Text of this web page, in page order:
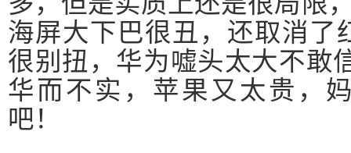
海屏大下巴很丑，还取消了
很别扭，华为嘘头太大不敢
华而不实，苹果又太贵，
吧！